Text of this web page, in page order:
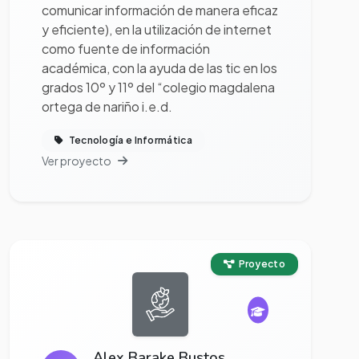
comunicar información de manera eficaz
y eficiente), en la utilización de internet
como fuente de información
académica, con la ayuda de las tic en los
grados 10º y 11º del “colegio magdalena
ortega de nariño i.e.d.
Tecnología e Informática
Ver proyecto
Proyecto